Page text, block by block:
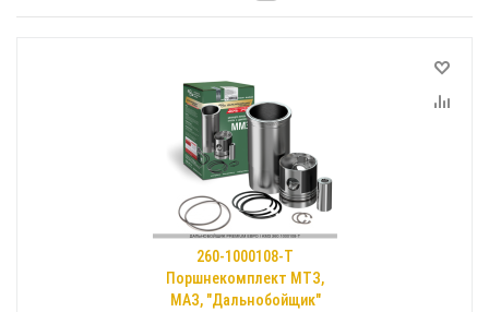
260-1000108-Т
Поршнекомплект МТЗ,
МАЗ, "Дальнобойщик"